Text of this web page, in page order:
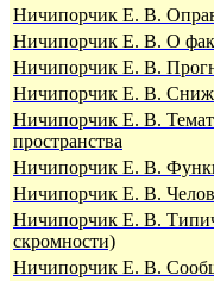
Ничипорчик Е. В.
Ничипорчик Е. В. О
Ничипорчик Е. В.
Ничипорчик Е. В.
Ничипорчик Е. В.
пространства
Ничипорчик Е. В.
Ничипорчик Е. В.
Ничипорчик Е. В.
скромности)
Ничипорчик Е. В.